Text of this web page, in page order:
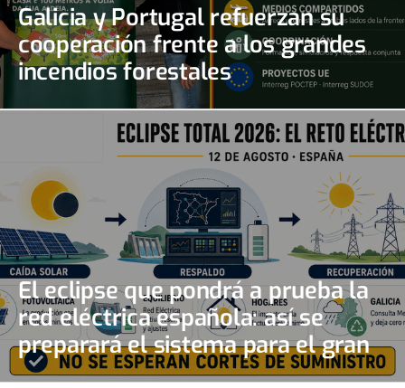
Galicia y Portugal refuerzan su
cooperación frente a los grandes
incendios forestales
El eclipse que pondrá a prueba la
red eléctrica española: así se
preparará el sistema para el gran
apagón solar